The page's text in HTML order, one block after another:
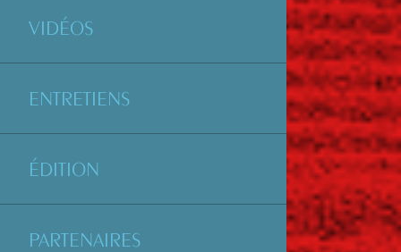
VIDÉOS
ENTRETIENS
ÉDITION
PARTENAIRES